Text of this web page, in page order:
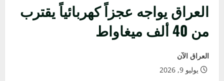
العراق يواجه عجزاً كهربائياً يقترب
من 40 ألف ميغاواط
العراق الآن
يوليو 9, 2026